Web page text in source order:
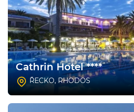
Cathrin Hotel ****
ŘECKO, RHODOS